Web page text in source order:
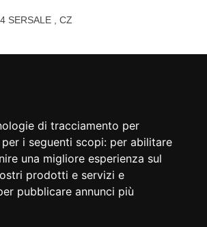
di tracciamento per
i seguenti scopi: per abilitare
una migliore esperienza sul
prodotti e servizi e
pubblicare annunci più
SERSALE
CZ
DEL TUO ORDINE